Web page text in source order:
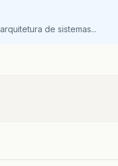
de sistemas...